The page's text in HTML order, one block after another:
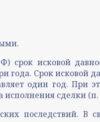
срок исковой
года. Срок исковой
один год. При
сделки (п.
последствий.